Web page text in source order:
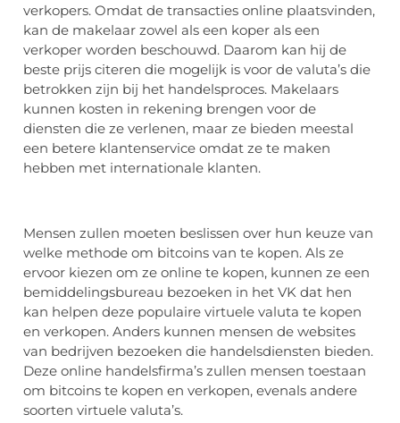
verkopers. Omdat de transacties online plaatsvinden,
kan de makelaar zowel als een koper als een
verkoper worden beschouwd. Daarom kan hij de
beste prijs citeren die mogelijk is voor de valuta’s die
betrokken zijn bij het handelsproces. Makelaars
kunnen kosten in rekening brengen voor de
diensten die ze verlenen, maar ze bieden meestal
een betere klantenservice omdat ze te maken
hebben met internationale klanten.
Mensen zullen moeten beslissen over hun keuze van
welke methode om bitcoins van te kopen. Als ze
ervoor kiezen om ze online te kopen, kunnen ze een
bemiddelingsbureau bezoeken in het VK dat hen
kan helpen deze populaire virtuele valuta te kopen
en verkopen. Anders kunnen mensen de websites
van bedrijven bezoeken die handelsdiensten bieden.
Deze online handelsfirma’s zullen mensen toestaan
om bitcoins te kopen en verkopen, evenals andere
soorten virtuele valuta’s.